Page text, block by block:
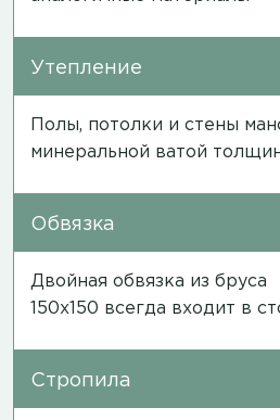
Утепление
Полы, потолки и стены
минеральной ватой
Обвязка
Двойная обвязка из бруса
150х150 всегда входит в
Стропила